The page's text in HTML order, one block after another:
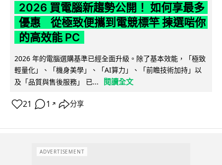
2026 買電腦新趨勢公開！ 如何享最多
優惠 從極致便攜到電競標竿 揀選啱你
的高效能 PC
2026 年的電腦選購基準已經全面升級。除了基本效能，「極致
輕量化」、「機身美學」、「AI算力」、「前瞻技術加持」以
及「品質與售後服務」 已...
閱讀全文
21 1 ↗ 分享
ADVERTISEMENT